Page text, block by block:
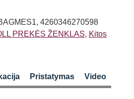
4260346270598
PREKĖS ŽENKLAS, Kitos
Pristatymas Video